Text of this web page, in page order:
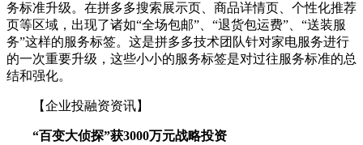
务标准升级。在拼多多搜索展示页、商品详情页、个性化推荐
页等区域，出现了诸如“全场包邮”、“退货包运费”、“送装服
务”这样的服务标签。这是拼多多技术团队针对家电服务进行
的一次重要升级，这些小小的服务标签是对过往服务标准的总
结和强化。
【企业投融资资讯】
“百变大侦探”获3000万元战略投资